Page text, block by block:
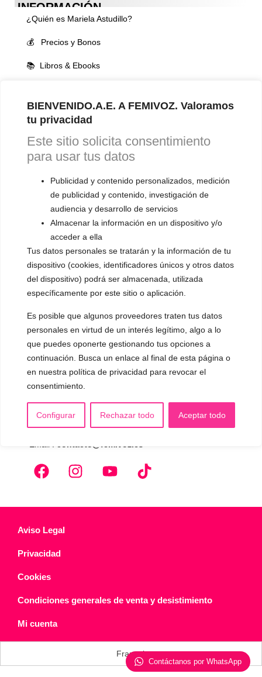
BIENVENIDO.A.E. A FEMIVOZ. Valoramos
tu privacidad
Este sitio solicita consentimiento
para usar tus datos
Publicidad y contenido personalizados, medición
de publicidad y contenido, investigación de
audiencia y desarrollo de servicios
Almacenar la información en un dispositivo y/o
acceder a ella
Tus datos personales se tratarán y la información de tu
dispositivo (cookies, identificadores únicos y otros datos
del dispositivo) podrá ser almacenada, utilizada
específicamente por este sitio o aplicación.
Es posible que algunos proveedores traten tus datos
personales en virtud de un interés legítimo, algo a lo
que puedes oponerte gestionando tus opciones a
continuación. Busca un enlace al final de esta página o
en nuestra política de privacidad para revocar el
consentimiento.
Configurar Rechazar todo Aceptar todo
INFORMACIÓN
¿Quién es Mariela Astudillo?
💰 Precios y Bonos
📚 Libros & Ebooks
🏆 Cursos y Masterclass
VOCES LGBTQIA+ 🏳️‍🌈
▪️ Feminización de la voz
▪️ Masculinización de la voz
▪️ Neutralización de la voz
▪️ Dualización de la voz
▪️ Androginización de la voz
OTRAS SESIONES
▪️ Caracterización de la voz
▪️ Modificación del acento
🟥 CIRUGÍA: Glotoplastia
✅Pide tu CITA ONLINE
Aviso Legal
Privacidad
Cookies
Condiciones generales de venta y desistimiento
Mi cuenta
Contáctanos por WhatsApp
Français